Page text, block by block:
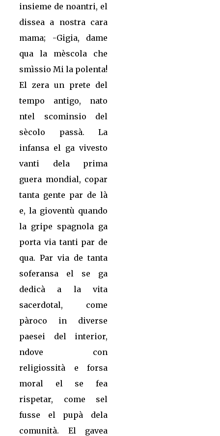
insieme de noantri, el
dissea a nostra cara
mama; -Gigia, dame
qua la mèscola che
smìssio Mi la polenta!
El zera un prete del
tempo antigo, nato
ntel scominsio del
sècolo passà. La
infansa el ga vivesto
vanti dela prima
guera mondial, copar
tanta gente par de là
e, la gioventù quando
la gripe spagnola ga
porta via tanti par de
qua. Par via de tanta
soferansa el se ga
dedicà a la vita
sacerdotal, come
pàroco in diverse
paesei del interior,
ndove con
religiossità e forsa
moral el se fea
rispetar, come sel
fusse el pupà dela
comunità. El gavea